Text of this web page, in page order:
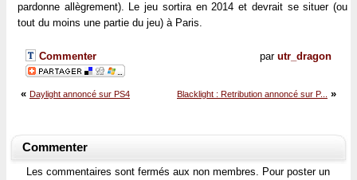
pardonne allègrement). Le jeu sortira en 2014 et devrait se situer (ou
tout du moins une partie du jeu) à Paris.
par utr_dragon
Commenter
Blacklight : Retribution annoncé sur P... »
« Daylight annoncé sur PS4
Commenter
Les commentaires sont fermés aux non membres. Pour poster un